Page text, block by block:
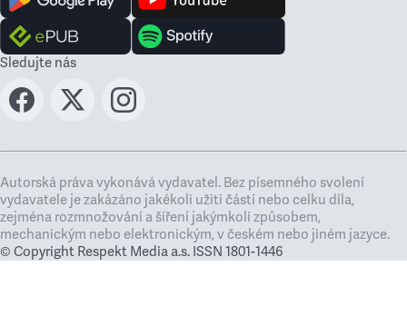
Sledujte nás
Autorská práva vykonává vydavatel. Bez písemného svolení
vydavatele je zakázáno jakékoli užití částí nebo celku díla,
zejména rozmnožování a šíření jakýmkoli způsobem,
mechanickým nebo elektronickým, v českém nebo jiném jazyce.
© Copyright Respekt Media a.s. ISSN 1801-1446